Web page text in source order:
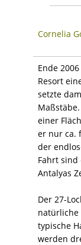
Cornelia
Ende
Resort
setzte
einer
er nur ca.
der
Fahrt sind
Antalyas
Der 27-
natürliche
typische
werden